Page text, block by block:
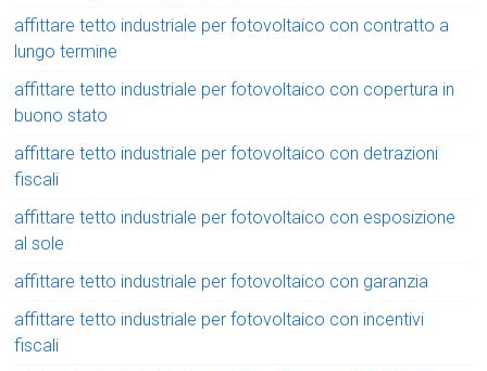
affittare tetto industriale per fotovoltaico con contratto a
lungo termine
affittare tetto industriale per fotovoltaico con copertura in
buono stato
affittare tetto industriale per fotovoltaico con detrazioni
fiscali
affittare tetto industriale per fotovoltaico con esposizione
al sole
affittare tetto industriale per fotovoltaico con garanzia
affittare tetto industriale per fotovoltaico con incentivi
fiscali